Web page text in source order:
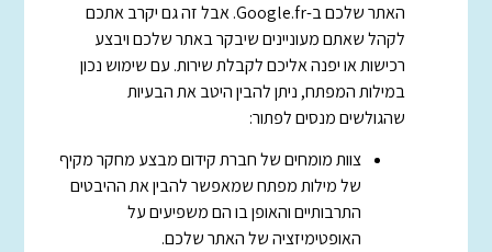
האתר שלכם ב-Google.fr. אבל זה גם יקרב אתכם
לקהל שאתם מעוניינים שיבקר באתר שלכם ויבצע
רכישות או יפנה אליכם לקבלת שירות. עם שימוש נכון
במילות המפתח, ניתן להבין היטב את הבעיות
שהגולשים מנסים לפתור:
צוות מומחים של חברת קידום מבצע מחקר מקיף
של מילות מפתח שמאפשר להבין את ההיבטים
התרבותיים והאופן בו הם משפיעים על
האופטימיזציה של האתר שלכם.